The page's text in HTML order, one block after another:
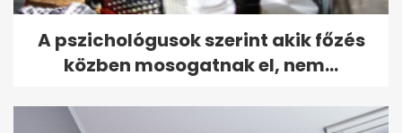
A pszichológusok szerint akik főzés
közben mosogatnak el, nem...